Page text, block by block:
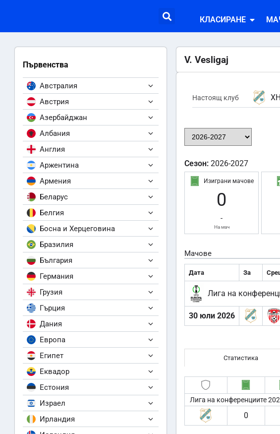
КЛАСИРАНЕ
Първенства
Австралия
Австрия
Азербайджан
Албания
Англия
Аржентина
Армения
Беларус
Белгия
Босна и Херцеговина
Бразилия
България
Германия
Грузия
Гърция
Дания
Европа
Египет
Еквадор
Естония
Израел
Ирландия
V. Vesligaj
Настоящ клуб
Сезон: 2026-2027
Изиграни мачове
0
-
На мач
Мачове
Дата За
Лига на
30 юли 2026
Статистика
Лига на конференциите
0